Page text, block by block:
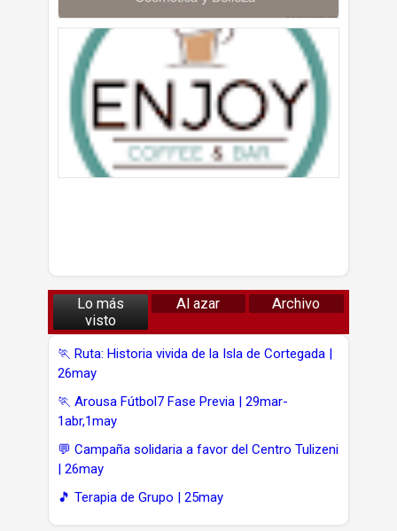
Lo más
visto
Al azar Archivo
🏃 Ruta: Historia vivida de la Isla de Cortegada |
26may
🏃 Arousa Fútbol7 Fase Previa | 29mar-
1abr,1may
💬 Campaña solidaria a favor del Centro Tulizeni
| 26may
🎵 Terapia de Grupo | 25may